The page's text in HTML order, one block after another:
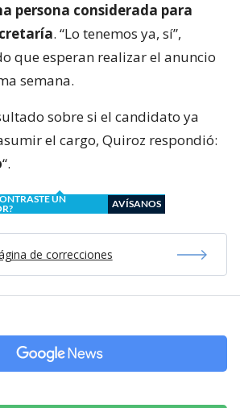
persona considerada para
. “Lo tenemos ya, sí”,
que esperan realizar el anuncio
semana.
sobre si el candidato ya
el cargo, Quiroz respondió:
“.
UN
AVÍSANOS
de correcciones